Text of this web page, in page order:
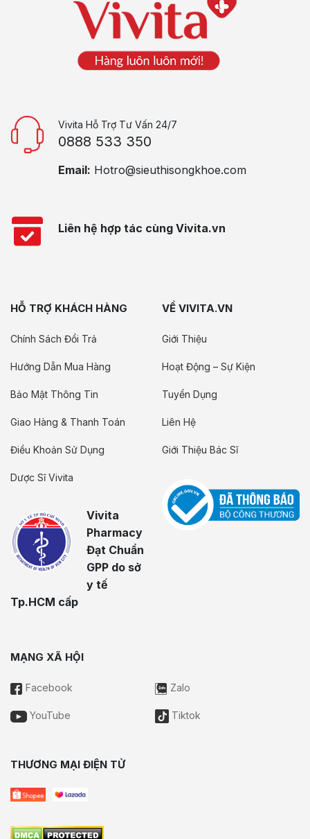
Vivita Hỗ Trợ Tư Vấn 24/7
0888 533 350
Email: Hotro@sieuthisongkhoe.com
Liên hệ hợp tác cùng Vivita.vn
HỖ TRỢ KHÁCH HÀNG
Chính Sách Đổi Trả
Hướng Dẫn Mua Hàng
Bảo Mật Thông Tin
Giao Hàng & Thanh Toán
Điều Khoản Sử Dụng
Dược Sĩ Vivita
Vivita
Pharmacy
Đạt Chuẩn
GPP do sở
y tế
Tp.HCM cấp
VỀ VIVITA.VN
Giới Thiệu
Hoạt Động – Sự Kiện
Tuyển Dụng
Liên Hệ
Giới Thiệu Bác Sĩ
MẠNG XÃ HỘI
Facebook Zalo
YouTube Tiktok
THƯƠNG MẠI ĐIỆN TỬ